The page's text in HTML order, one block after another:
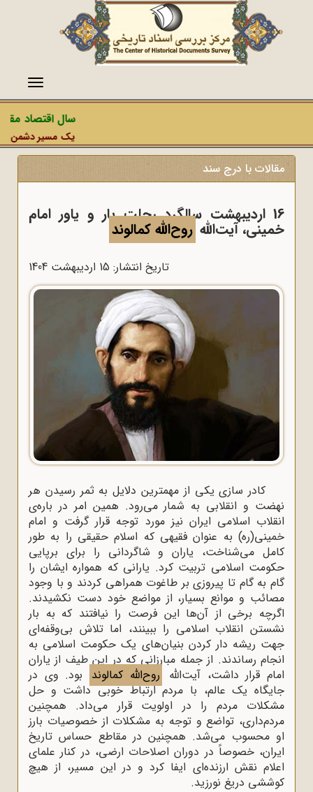
منو
سال اقتصاد
یک مسیر دشمن،
مقالات با درج سند
16 اردیبهشت سالگرد رحلت یار و یاور امام
خمینی، آیت‌الله روح‌الله کمالوند
تاریخ انتشار: 15 ارديبهشت 1404
کادر سازی یکی از مهمترین دلایل به ثمر رسیدن هر
نهضت و انقلابی به شمار می‌رود. همین امر در باره‌ی
انقلاب اسلامی ایران نیز مورد توجه قرار گرفت و امام
خمینی(ره) به عنوان فقیهی که اسلام حقیقی را به طور
کامل می‌شناخت، یاران و شاگردانی را برای برپایی
حکومت اسلامی تربیت کرد. یارانی که همواره ایشان را
گام به گام تا پیروزی بر طاغوت همراهی کردند و با وجود
مصائب و موانع بسیار، از مواضع خود دست نکشیدند.
اگرچه برخی از آن‌ها این فرصت را نیافتند که به بار
نشستن انقلاب اسلامی را ببینند، اما تلاش بی‌وقفه‌ای
جهت ریشه دار کردن بنیان‌های یک حکومت اسلامی به
انجام رساندند. از جمله مبارزانی که در این طیف از یاران
امام قرار داشت، آیت‌الله روح‌الله کمالوند بود. وی در
جایگاه یک عالم، با مردم ارتباط خوبی داشت و حل
مشکلات مردم را در اولویت قرار می‌داد. همچنین
مردم‌داری، تواضع و توجه به مشکلات از خصوصیات بارز
او محسوب می‌شد. همچنین در مقاطع حساس تاریخ
ایران، خصوصاً در دوران اصلاحات ارضی، در کنار علمای
اعلام نقش ارزنده‌ای ایفا کرد و در این مسیر، از هیچ
کوششی دریغ نورزید.